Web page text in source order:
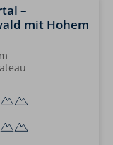
–
mit Hohem